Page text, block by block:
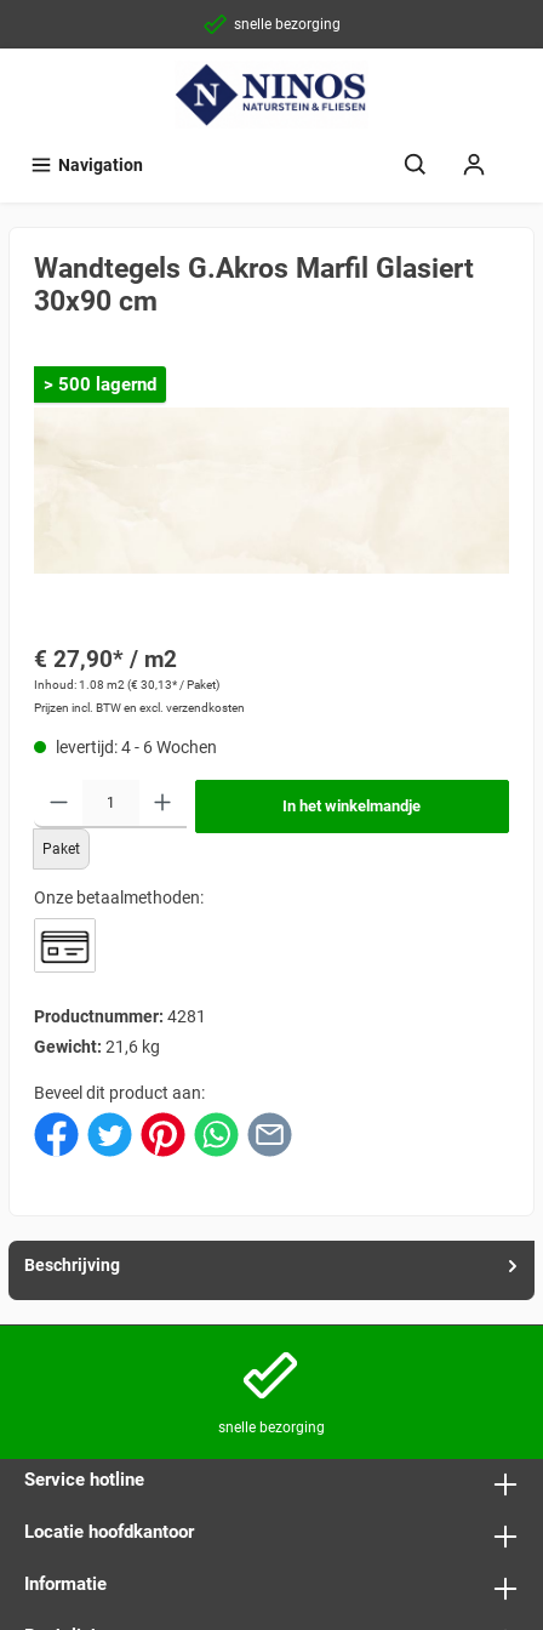
snelle bezorging
Navigation
Wandtegels G.Akros Marfil Glasiert
30x90 cm
> 500 lagernd
€ 27,90* / m2
Inhoud:1.08 m2 (€ 30,13* / Paket)
Prijzen incl. BTW en excl. verzendkosten
levertijd: 4 - 6 Wochen
Paket
In het winkelmandje
Onze betaalmethoden:
Productnummer: 4281
Gewicht: 21,6 kg
Beveel dit product aan:
Beschrijving
snelle bezorging
Service hotline
Locatie hoofdkantoor
Informatie